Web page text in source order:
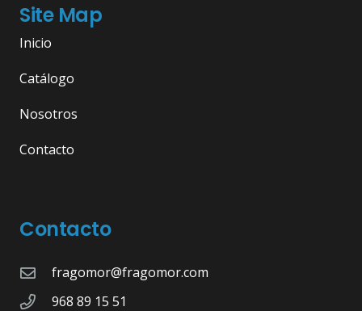
Site Map
Inicio
Catálogo
Nosotros
Contacto
Contacto
fragomor@fragomor.com
968 89 15 51